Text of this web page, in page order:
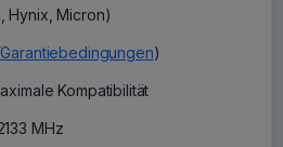
Hynix, Micron)
Garantiebedingungen)
Kompatibilität
MHz